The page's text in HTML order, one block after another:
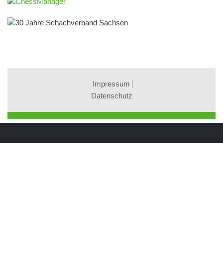
Impressum
Datenschutz